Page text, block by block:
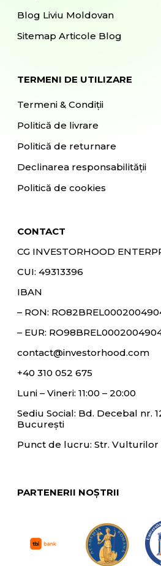
Blog Liviu Moldovan
Sitemap Articole Blog
TERMENI DE UTILIZARE
Termeni & Condiții
Politică de livrare
Politică de returnare
Declinarea responsabilității
Politică de cookies
CONTACT
CG INVESTORHOOD
CUI: 49313396
IBAN
– RON:
– EUR:
contact@investorhood.com
+40 310 052 675
Luni – Vineri: 11:00 – 20:00
Sediu Social: Bd. Decebal nr.
București
Punct de lucru: Str. Vulturilor
PARTENERII NOȘTRII